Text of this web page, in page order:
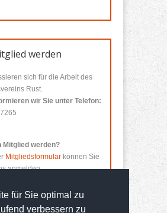
für Sie optimal zu
verbessern zu
werden
sich für die Arbeit des
Rust.
wir Sie unter Telefon:
Mitglied werden?
Mitgliedsformular können Sie
anmelden.